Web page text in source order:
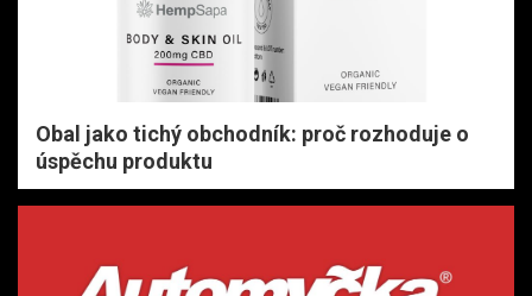
Obal jako tichý obchodník: proč rozhoduje o
úspěchu produktu